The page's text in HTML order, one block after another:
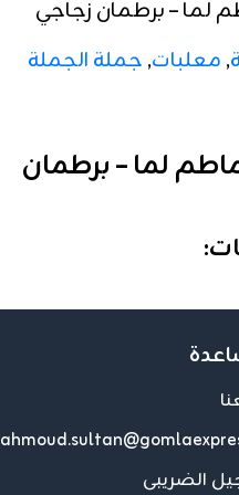
– برطمان زجاجي
, معلبات, جملة الجملة
لما – برطمان
على 12 قطعة
زجاجي يحافظ على
والقوام
مناسب لرف
الضريبى